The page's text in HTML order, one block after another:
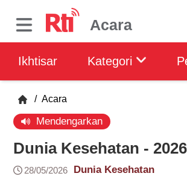
Acara
Ikhtisar Kategori
/ Acara
Mendengarkan
Dunia Kesehatan -
28/05/2026 Dunia Kesehatan